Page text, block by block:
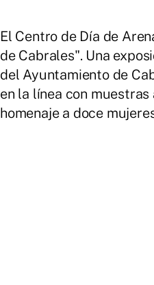
El Centro de Día de
de Cabrales". Una
del Ayuntamiento de
en la línea con
homenaje a doce